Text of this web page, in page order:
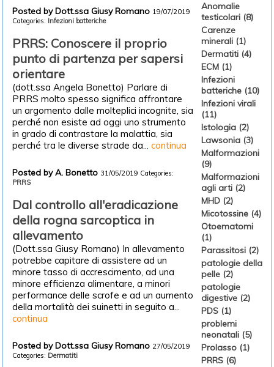
Posted by Dott.ssa Giusy Romano 19/07/2019
Categories: Infezioni batteriche
PRRS: Conoscere il proprio
punto di partenza per sapersi
orientare
(dott.ssa Angela Bonetto) Parlare di
PRRS molto spesso significa affrontare
un argomento dalle molteplici incognite, sia
perché non esiste ad oggi uno strumento
in grado di contrastare la malattia, sia
perché tra le diverse strade da...continua
Posted by A. Bonetto 31/05/2019 Categories:
PRRS
Dal controllo all'eradicazione
della rogna sarcoptica in
allevamento
(Dott.ssa Giusy Romano) In allevamento
potrebbe capitare di assistere ad un
minore tasso di accrescimento, ad una
minore efficienza alimentare, a minori
performance delle scrofe e ad un aumento
della mortalità dei suinetti in seguito a...
continua
Posted by Dott.ssa Giusy Romano 27/05/2019
Categories: Dermatiti
Anomalie
testicolari (8)
Carenze
minerali (1)
Dermatiti (4)
ECM (1)
Infezioni
batteriche (10)
Infezioni virali
(11)
Istologia (2)
Lawsonia (3)
Malformazioni
(9)
Malformazioni
agli arti (2)
MHD (2)
Micotossine (4)
Otoematomi
(1)
Parassitosi (2)
patologie della
pelle (2)
patologie
digestive (2)
PDS (1)
problemi
neonatali (5)
Prolasso (1)
PRRS (6)